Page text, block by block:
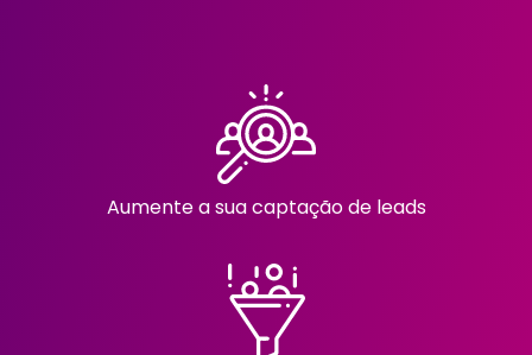
Aumente a sua captação de leads